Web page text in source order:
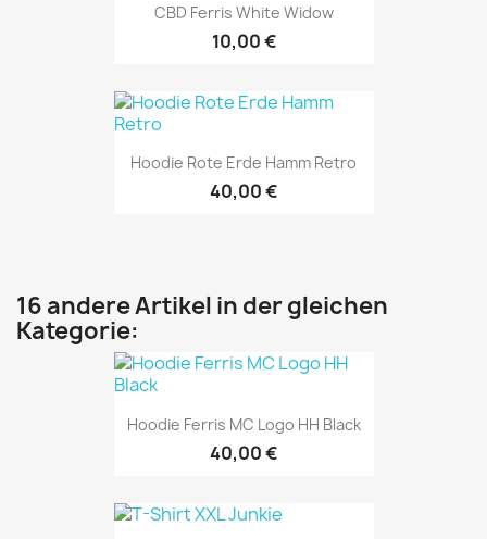
CBD Ferris White Widow
10,00 €
Hoodie Rote Erde Hamm Retro
40,00 €
16 andere Artikel in der gleichen
Kategorie:
Hoodie Ferris MC Logo HH Black
40,00 €